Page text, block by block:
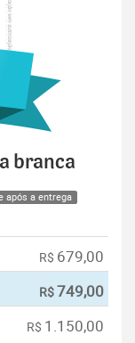
branca
após a entrega
R$ 679,00
R$749,00
R$ 1.150,00